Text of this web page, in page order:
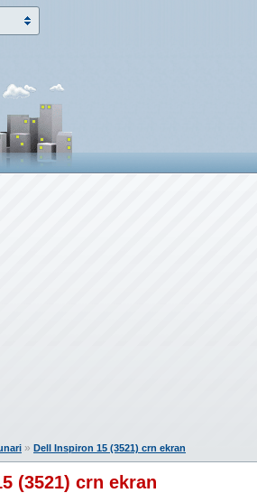
» Dell Inspiron 15 (3521) crn ekran
(3521) crn ekran